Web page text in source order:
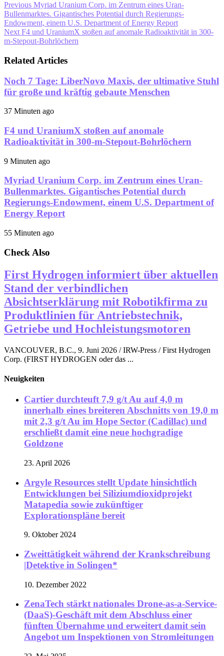
Previous Myriad Uranium Corp. im Zentrum eines Uran-
Bullenmarktes. Gigantisches Potential durch Regierungs-
Endowment, einem U.S. Department of Energy Report
Next F4 und UraniumX stoßen auf anomale Radioaktivität in 300-
m-Stepout-Bohrlöchern
Related Articles
Noch 7 Tage: LiberNovo Maxis, der ultimative Stuhl
für große und kräftig gebaute Menschen
37 Minuten ago
F4 und UraniumX stoßen auf anomale
Radioaktivität in 300-m-Stepout-Bohrlöchern
9 Minuten ago
Myriad Uranium Corp. im Zentrum eines Uran-
Bullenmarktes. Gigantisches Potential durch
Regierungs-Endowment, einem U.S. Department of
Energy Report
55 Minuten ago
Check Also
First Hydrogen informiert über aktuellen
Stand der verbindlichen
Absichtserklärung mit Robotikfirma zu
Produktlinien für Antriebstechnik,
Getriebe und Hochleistungsmotoren
VANCOUVER, B.C., 9. Juni 2026 / IRW-Press / First Hydrogen
Corp. (FIRST HYDROGEN oder das ...
Neuigkeiten
Cartier durchteuft 7,9 g/t Au auf 4,0 m
innerhalb eines breiteren Abschnitts von 19,0 m
mit 2,3 g/t Au im Hope Sector (Cadillac) und
erschließt damit eine neue hochgradige
Goldzone
23. April 2026
Argyle Resources stellt Update hinsichtlich
Entwicklungen bei Siliziumdioxidprojekt
Matapedia sowie zukünftiger
Explorationspläne bereit
9. Oktober 2024
Zweittätigkeit während der Krankschreibung
|Detektive in Solingen*
10. Dezember 2022
ZenaTech stärkt nationales Drone-as-a-Service-
(DaaS)-Geschäft mit dem Abschluss einer
fünften Übernahme und erweitert damit sein
Angebot um Inspektionen von Stromleitungen